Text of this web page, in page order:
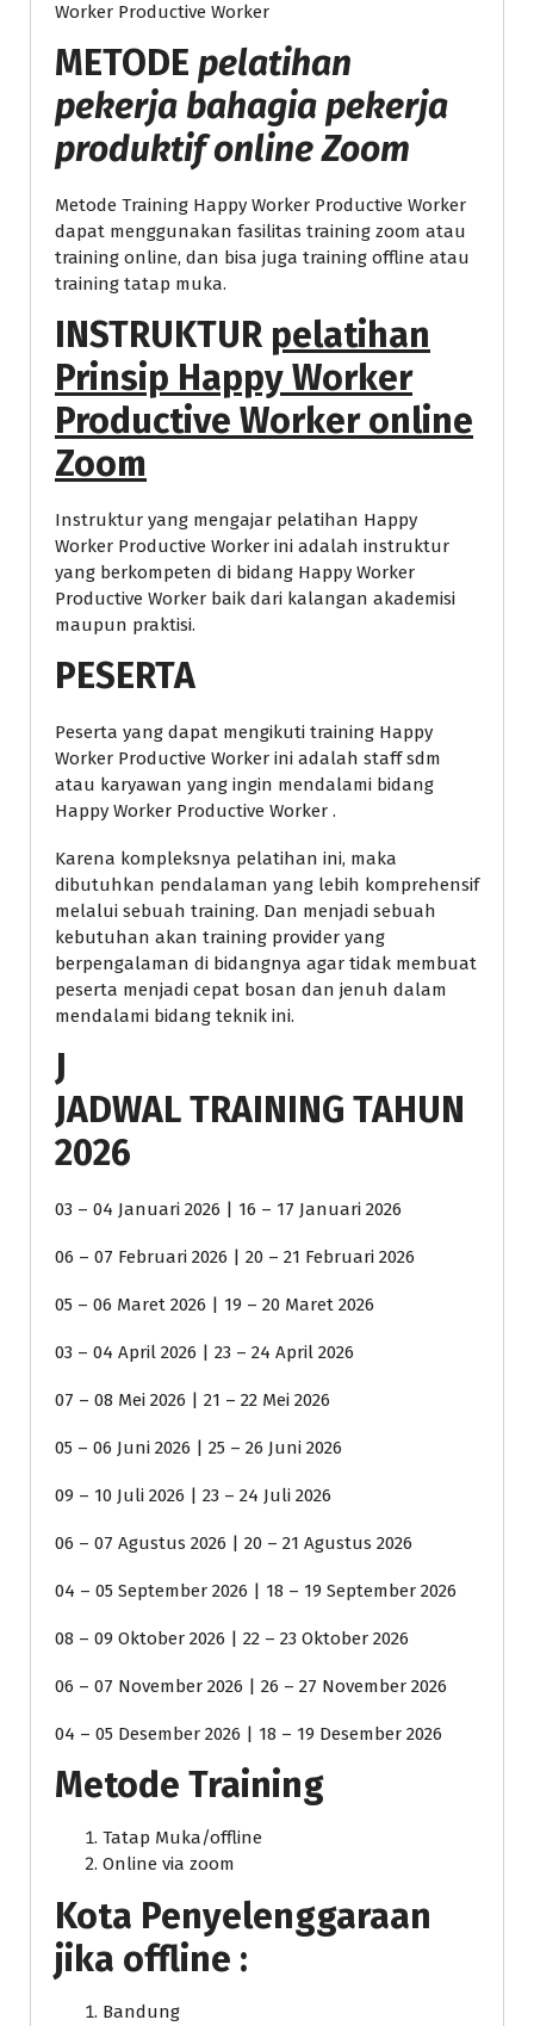
Worker Productive Worker
METODE pelatihan
pekerja bahagia pekerja
produktif online Zoom
Metode Training Happy Worker Productive Worker
dapat menggunakan fasilitas training zoom atau
training online, dan bisa juga training offline atau
training tatap muka.
INSTRUKTUR pelatihan
Prinsip Happy Worker
Productive Worker online
Zoom
Instruktur yang mengajar pelatihan Happy
Worker Productive Worker ini adalah instruktur
yang berkompeten di bidang Happy Worker
Productive Worker baik dari kalangan akademisi
maupun praktisi.
PESERTA
Peserta yang dapat mengikuti training Happy
Worker Productive Worker ini adalah staff sdm
atau karyawan yang ingin mendalami bidang
Happy Worker Productive Worker .
Karena kompleksnya pelatihan ini, maka
dibutuhkan pendalaman yang lebih komprehensif
melalui sebuah training. Dan menjadi sebuah
kebutuhan akan training provider yang
berpengalaman di bidangnya agar tidak membuat
peserta menjadi cepat bosan dan jenuh dalam
mendalami bidang teknik ini.
J
JADWAL TRAINING TAHUN
2026
03 – 04 Januari 2026 | 16 – 17 Januari 2026
06 – 07 Februari 2026 | 20 – 21 Februari 2026
05 – 06 Maret 2026 | 19 – 20 Maret 2026
03 – 04 April 2026 | 23 – 24 April 2026
07 – 08 Mei 2026 | 21 – 22 Mei 2026
05 – 06 Juni 2026 | 25 – 26 Juni 2026
09 – 10 Juli 2026 | 23 – 24 Juli 2026
06 – 07 Agustus 2026 | 20 – 21 Agustus 2026
04 – 05 September 2026 | 18 – 19 September 2026
08 – 09 Oktober 2026 | 22 – 23 Oktober 2026
06 – 07 November 2026 | 26 – 27 November 2026
04 – 05 Desember 2026 | 18 – 19 Desember 2026
Metode Training
Tatap Muka/offline
Online via zoom
Kota Penyelenggaraan
jika offline :
Bandung